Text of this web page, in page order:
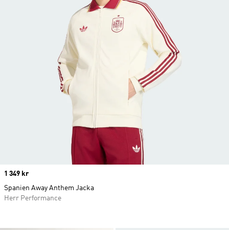
Price
1 349 kr
Spanien Away Anthem Jacka
Herr Performance